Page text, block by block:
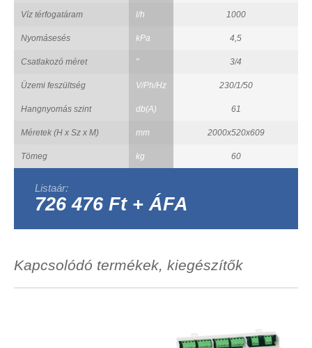
Víz térfogatáram l/h 1000
Nyomásesés kPa 4,5
Csatlakozó méret " 3/4
Üzemi feszültség V/Ph/Hz 230/1/50
Hangnyomás szint db(A) 61
Méretek (H x Sz x M) mm 2000x520x609
Tömeg kg 60
Listaár:
726 476 Ft + ÁFA
Kapcsolódó termékek, kiegészítők